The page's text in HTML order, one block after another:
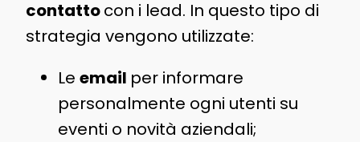
contattocon i lead. In questo tipo di
strategia vengono utilizzate:
Le email per informare
personalmente ogni utenti su
eventi o novità aziendali;